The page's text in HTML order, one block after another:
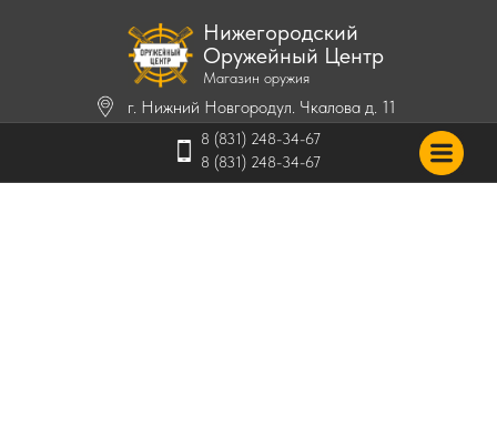
Нижегородский
Оружейный Центр
Магазин оружия
8 (831) 248-34-67
8 (831) 248-34-67
г. Нижний Новгородул. Чкалова д. 11